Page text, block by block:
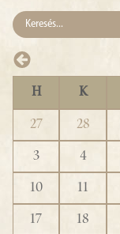
H K
27 28
3
4
10
11
17
18